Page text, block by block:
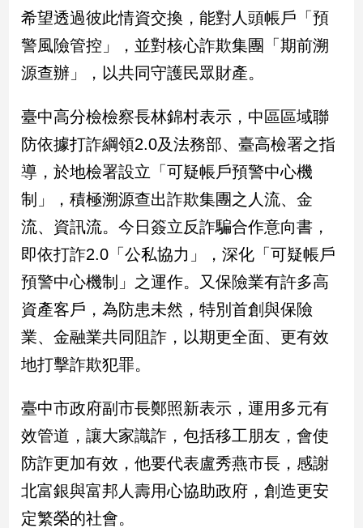
南
台
灣
點
南
台
灣
觀
點
娛
樂
娛
樂
星
流
行/
尚
追
星
希望透過彼此情資交換，能對人頭帳戶「預
警風險管控」，並對核心詐欺集團「期前溯
源查辦」，以共同守護民眾財產。
臺中高分檢檢察長林錦村表示，中區區域聯
防依據打詐綱領2.0及法務部、臺高檢署之指
導，於地檢署設立「可疑帳戶預警中心機
制」，積極溯源查出詐欺集團之人流、金
流、資訊流。今日簽立反詐騙合作意向書，
即依打詐2.0「公私協力」，深化「可疑帳戶
預警中心機制」之運作。又保險業有許多高
資產客戶，為防患未然，特別首創與保險
業、金融業共同阻詐，以期更全面、更有效
地打擊詐欺犯罪。
臺中市政府副市長鄭照新表示，運用多元有
效管道，讓大家識詐，包括移工朋友，會使
防詐更加有效，他要代表盧秀燕市長，感謝
北富銀與富邦人壽用心協助政府，創造更安
定繁榮的社會。